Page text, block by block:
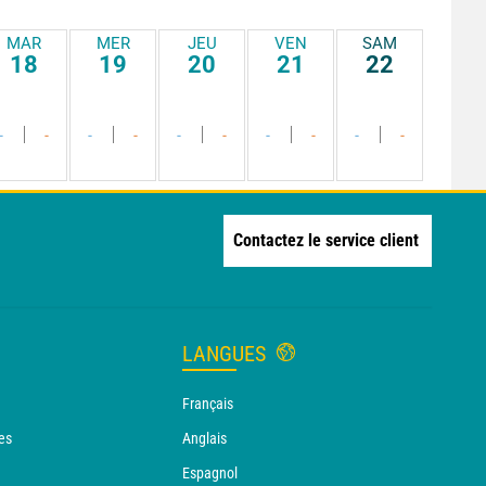
MAR
18
-
MER
19
- -
JEU
20
- -
VEN
21
- -
SAM
22
- -
Contactez le service client
LANGUES
Français
Anglais
Espagnol